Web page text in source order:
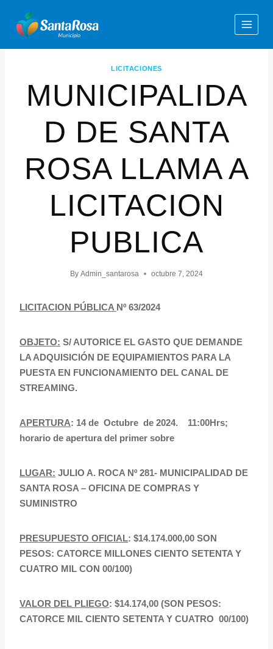
LICITACIONES
MUNICIPALIDA
D DE SANTA
ROSA LLAMA A
LICITACION
PUBLICA
By Admin_santarosa octubre 7, 2024
LICITACION PÚBLICA Nº 63/2024
OBJETO: S/ AUTORICE EL GASTO QUE DEMANDE
LA ADQUISICIÓN DE EQUIPAMIENTOS PARA LA
PUESTA EN FUNCIONAMIENTO DEL CANAL DE
STREAMING.
APERTURA: 14 de Octubre de 2024. 11:00Hrs;
horario de apertura del primer sobre
LUGAR: JULIO A. ROCA Nº 281- MUNICIPALIDAD DE
SANTA ROSA – OFICINA DE COMPRAS Y
SUMINISTRO
PRESUPUESTO OFICIAL: $14.174.000,00 SON
PESOS: CATORCE MILLONES CIENTO SETENTA Y
CUATRO MIL CON 00/100)
VALOR DEL PLIEGO: $14.174,00 (SON PESOS:
CATORCE MIL CIENTO SETENTA Y CUATRO 00/100)